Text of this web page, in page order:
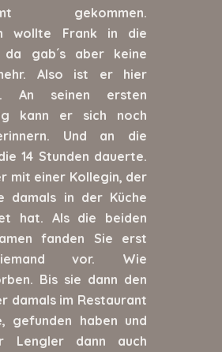
gekommen.
wollte Frank in die
da gab´s aber keine
Also ist er hier
An seinen ersten
kann er sich noch
Und an die
14 Stunden dauerte.
mit einer Kollegin, der
damals in der Küche
hat. Als die beiden
fanden Sie erst
vor. Wie
Bis sie dann den
damals im Restaurant
gefunden haben und
Lengler dann auch